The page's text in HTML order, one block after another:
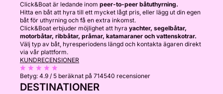
Click&Boat är ledande inom peer-to-peer båtuthyrning.
Hitta en båt att hyra till ett mycket lågt pris, eller lägg ut din egen
båt för uthyrning och få en extra inkomst.
Click&Boat erbjuder möjlighet att hyra yachter, segelbåtar,
motorbåtar, ribbåtar, pråmar, katamaraner och vattenskotrar.
Välj typ av båt, hyresperiodens längd och kontakta ägaren direkt
via vår plattform.
KUNDRECENSIONER
Betyg: 4.9 / 5 beräknat på 714540 recensioner
DESTINATIONER